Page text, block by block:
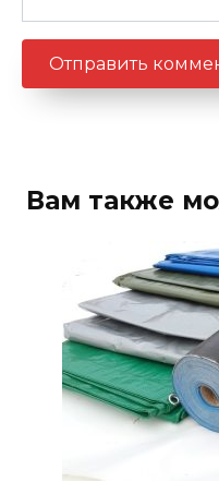
Вам также